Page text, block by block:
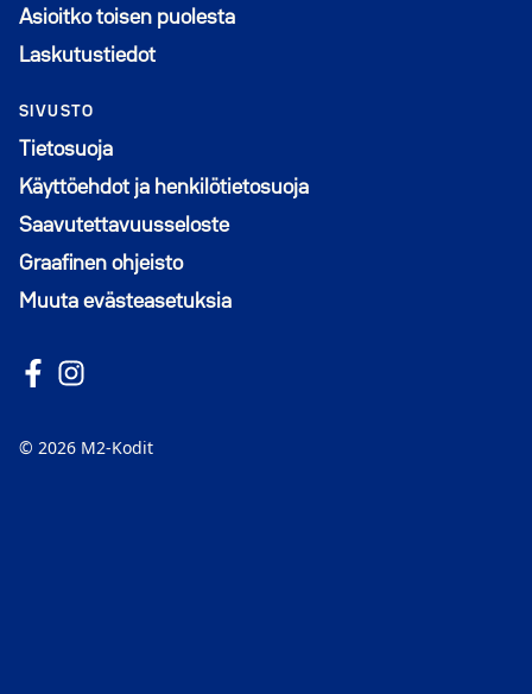
Asioitko toisen puolesta
Laskutustiedot
SIVUSTO
Tietosuoja
Käyttöehdot ja henkilötietosuoja
Saavutettavuusseloste
Graafinen ohjeisto
Muuta evästeasetuksia
Seuraa meitä Facebookissa
Avautuu uuteen ikkunaan
Seuraa Instagramissa
Avautuu uuteen ikkunaan
© 2026 M2-Kodit